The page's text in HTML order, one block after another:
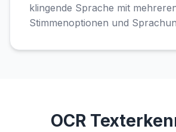
klingende Sprache mit
Stimmenoptionen und
OCR